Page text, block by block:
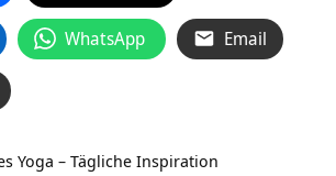
WhatsApp Email
Yoga – Tägliche Inspiration